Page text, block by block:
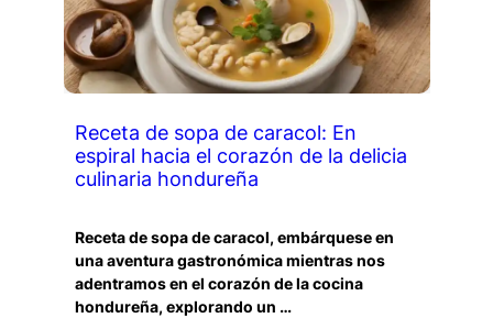
Receta de sopa de caracol: En
espiral hacia el corazón de la delicia
culinaria hondureña
Receta de sopa de caracol, embárquese en
una aventura gastronómica mientras nos
adentramos en el corazón de la cocina
hondureña, explorando un …